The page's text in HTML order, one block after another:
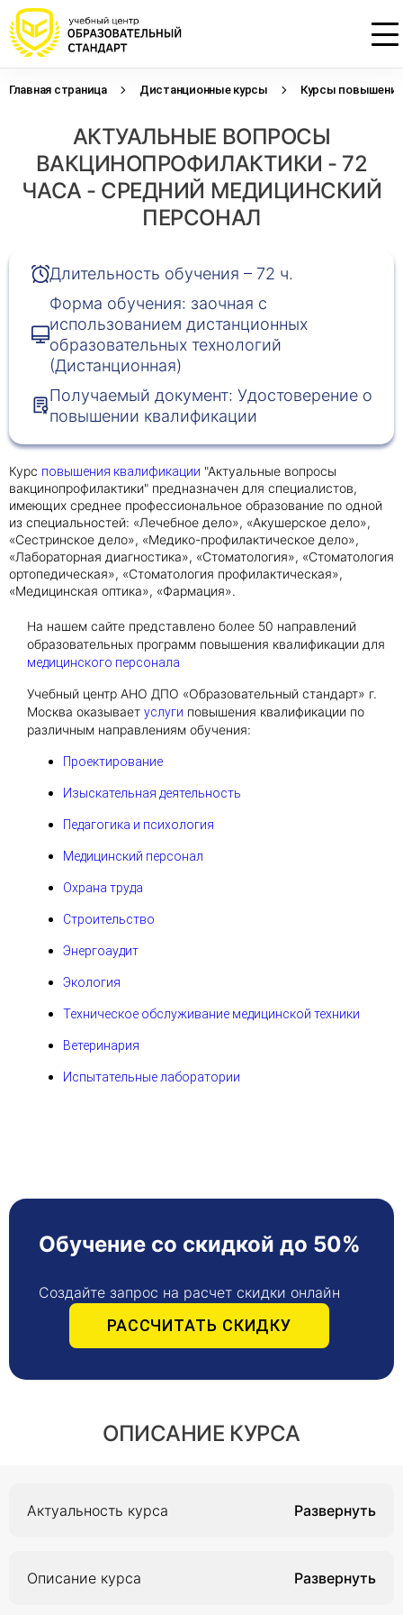
Главная страница Дистанционные курсы Курсы повышения
АКТУАЛЬНЫЕ ВОПРОСЫ
ВАКЦИНОПРОФИЛАКТИКИ - 72
ЧАСА - СРЕДНИЙ МЕДИЦИНСКИЙ
ПЕРСОНАЛ
Длительность обучения – 72 ч.
Форма обучения: заочная с
использованием дистанционных
образовательных технологий
(Дистанционная)
Получаемый документ: Удостоверение о
повышении квалификации
Курс повышения квалификации "Актуальные вопросы
вакцинопрофилактики" предназначен для специалистов,
имеющих среднее профессиональное образование по одной
из специальностей: «Лечебное дело», «Акушерское дело»,
«Сестринское дело», «Медико-профилактическое дело»,
«Лабораторная диагностика», «Стоматология», «Стоматология
ортопедическая», «Стоматология профилактическая»,
«Медицинская оптика», «Фармация».
На нашем сайте представлено более 50 направлений
образовательных программ повышения квалификации для
медицинского персонала
Учебный центр АНО ДПО «Образовательный стандарт» г.
Москва оказывает услуги повышения квалификации по
различным направлениям обучения:
Проектирование
Изыскательная деятельность
Педагогика и психология
Медицинский персонал
Охрана труда
Строительство
Энергоаудит
Экология
Техническое обслуживание медицинской техники
Ветеринария
Испытательные лаборатории
Обучение со скидкой до 50%
Создайте запрос на расчет скидки онлайн
РАССЧИТАТЬ СКИДКУ
ОПИСАНИЕ КУРСА
Актуальность курса
возникновения и распространения различных
Описание курса
Оставьте свои данные, наши специалисты
свяжутся с Вами
Приложите документы
Получить консультацию
Даю согласие наобработку персональных
данныхиe-mail рассылку
Оставьте свои данные, наши специалисты
свяжутся с Вами
Приложите документы
Получить консультацию
Даю согласие на обработку персональных
данныхиe-mail рассылку
начислением баллов 14 ЗЕТ
Оставьте свои данные, наши специалисты
проконсультируют Вас
Получить консультацию
Даю согласие наобработку персональных
данныхиe-mail рассылку